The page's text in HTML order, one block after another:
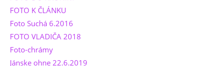
FOTO K ČLÁNKU
Foto Suchá 6.2016
FOTO VLADIČA 2018
Foto-chrámy
Jánske ohne 22.6.2019